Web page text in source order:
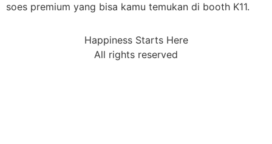
soes premium yang bisa kamu temukan di booth K11.
Happiness Starts Here
All rights reserved